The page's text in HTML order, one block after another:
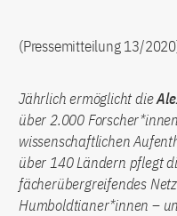
(Pressemitteilung 13/
Jährlich ermöglicht die
über 2.000
wissenschaftlichen
über 140 Ländern pflegt
fächerübergreifendes
Humboldtianer*innen –